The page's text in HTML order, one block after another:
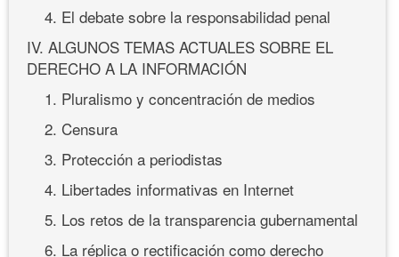
4. El debate sobre la responsabilidad penal
IV. ALGUNOS TEMAS ACTUALES SOBRE EL
DERECHO A LA INFORMACIÓN
1. Pluralismo y concentración de medios
2. Censura
3. Protección a periodistas
4. Libertades informativas en Internet
5. Los retos de la transparencia gubernamental
6. La réplica o rectificación como derecho